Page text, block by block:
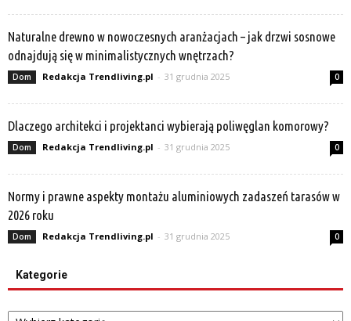
Naturalne drewno w nowoczesnych aranżacjach – jak drzwi sosnowe
odnajdują się w minimalistycznych wnętrzach?
Dom Redakcja Trendliving.pl - 31 grudnia 2025 0
Dlaczego architekci i projektanci wybierają poliwęglan komorowy?
Dom Redakcja Trendliving.pl - 31 grudnia 2025 0
Normy i prawne aspekty montażu aluminiowych zadaszeń tarasów w
2026 roku
Dom Redakcja Trendliving.pl - 31 grudnia 2025 0
Kategorie
Kategorie